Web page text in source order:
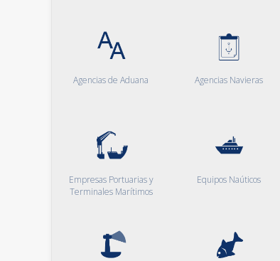
Agencias de Aduana Agencias Navieras
Empresas Portuarias y
Terminales Marítimos
Equipos Naúticos